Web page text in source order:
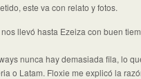
este va con relato y fotos.
llevó hasta Ezeiza con buen
nunca hay demasiada fila, lo
o Latam. Floxie me explicó la